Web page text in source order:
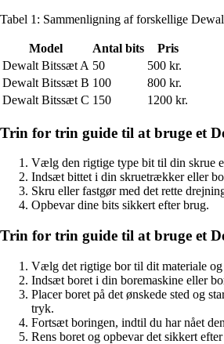
Tabel 1: Sammenligning af forskellige
Model Antal bits
Pris
Dewalt Bitssæt A 50
500 kr.
Dewalt Bitssæt B 100
800 kr.
Dewalt Bitssæt C 150 1200 kr.
Trin for trin guide til at bruge et
Vælg den rigtige type bit til din skrue
Indsæt bittet i din skruetrækker eller
Skru eller fastgør med det rette
Opbevar dine bits sikkert efter brug.
Trin for trin guide til at bruge et
Vælg det rigtige bor til dit materiale og
Indsæt boret i din boremaskine eller
Placer boret på det ønskede sted og
tryk.
Fortsæt boringen, indtil du har nået
Rens boret og opbevar det sikkert